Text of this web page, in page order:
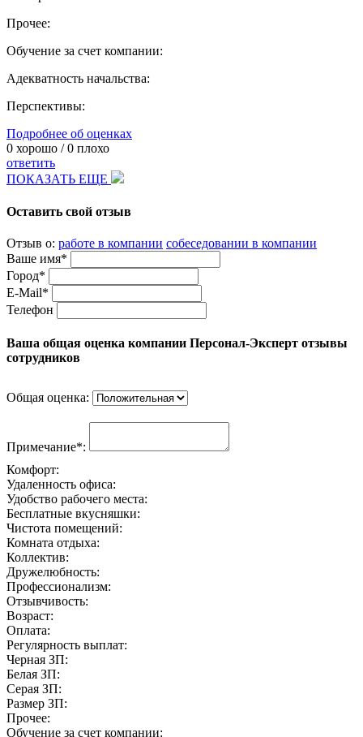
Прочее:
Обучение за счет компании:
Адекватность начальства:
Перспективы:
Подробнее об оценках
0 хорошо /0 плохо
ответить
ПОКАЗАТЬ ЕЩЕ
Оставить свой отзыв
Отзыв о: работе в компании собеседовании в компании
Ваше имя*
Город*
E-Mail*
Телефон
Ваша общая оценка компании Персонал-Эксперт отзывы
сотрудников
Общая оценка:
Примечание*:
Комфорт:
Удаленность офиса:
Удобство рабочего места:
Бесплатные вкусняшки:
Чистота помещений:
Комната отдыха:
Коллектив:
Дружелюбность:
Профессионализм:
Отзывчивость:
Возраст:
Оплата:
Регулярность выплат:
Черная ЗП:
Белая ЗП:
Серая ЗП:
Размер ЗП:
Прочее:
Обучение за счет компании: